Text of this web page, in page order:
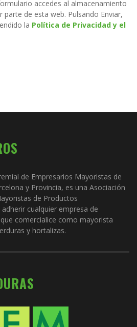
accedes al almacenamiento
de esta web. Pulsando Enviar,
la Política de Privacidad y el
de Empresarios Mayoristas de
y Provincia, es una Asociación
de Productos
cualquier empresa de
comercialice como mayorista
y hortalizas.